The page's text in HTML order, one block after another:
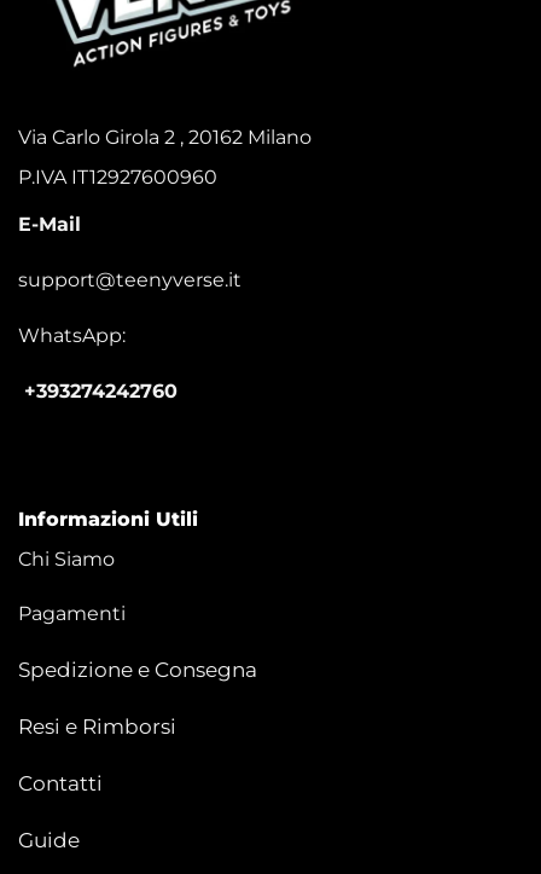
Via Carlo Girola 2 , 20162 Milano
P.IVA IT12927600960
E-Mail
support@teenyverse.it
WhatsApp:
+393274242760
Informazioni Utili
Chi Siamo
Pagamenti
Spedizione e Consegna
Resi e Rimborsi
Contatti
Guide